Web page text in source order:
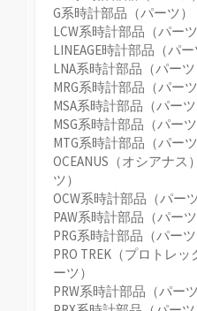
G系時計部品（パーツ）
LCW系時計部品（パーツ
LINEAGE時計部品（パー
LNA系時計部品（パーツ
MRG系時計部品（パーツ
MSA系時計部品（パーツ
MSG系時計部品（パーツ
MTG系時計部品（パーツ
OCEANUS（オシアナス
ツ）
OCW系時計部品（パーツ
PAW系時計部品（パーツ
PRG系時計部品（パーツ
PRO TREK（プロトレ
ーツ）
PRW系時計部品（パーツ